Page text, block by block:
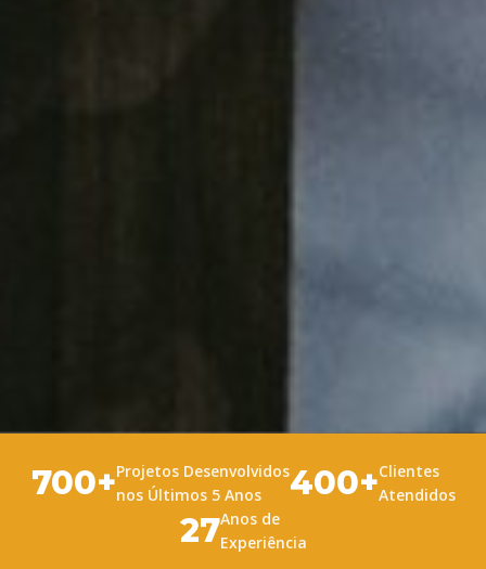
700+Projetos Desenvolvidos
nos Últimos 5 Anos
400+Clientes
Atendidos
27Anos de
Experiência